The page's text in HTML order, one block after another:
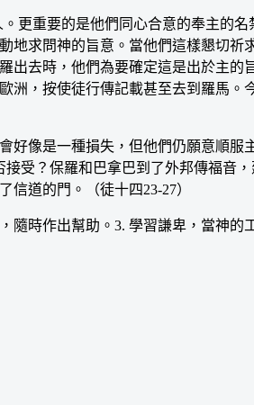
重要的是他們同心合意的奉主的名
地求問神的旨意。當他們這樣懇切祈
出去時，他們為要確定這是出於主的
洲，按使徒行傳記載甚至去到羅馬。
像是一種損失，但他們仍願意順服
受？保羅和巴拿巴到了外邦傳福音
道的門。（徒十四23-27）
時作出幫助。3. 學習謙卑，當神的